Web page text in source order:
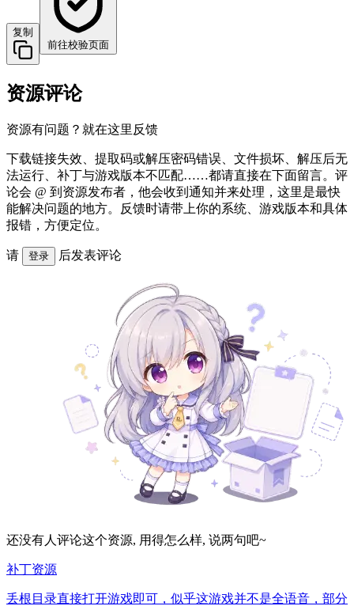
复制
前往校验页面
资源评论
资源有问题？就在这里反馈
下载链接失效、提取码或解压密码错误、文件损坏、解压后无
法运行、补丁与游戏版本不匹配……都请直接在下面留言。评
论会 @ 到资源发布者，他会收到通知并来处理，这里是最快
能解决问题的地方。反馈时请带上你的系统、游戏版本和具体
报错，方便定位。
请 登录 后发表评论
还没有人评论这个资源, 用得怎么样, 说两句吧~
补丁资源
丢根目录直接打开游戏即可，似乎这游戏并不是全语音，部分